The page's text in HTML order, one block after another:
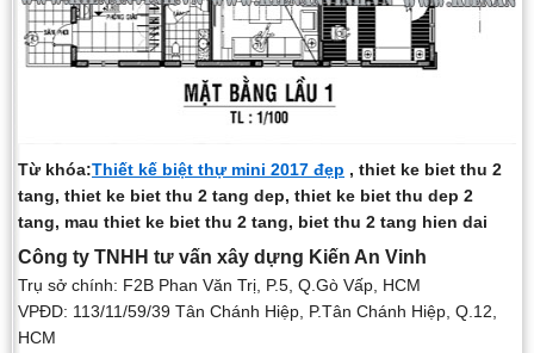
Từ khóa:Thiết kế biệt thự mini 2017 đẹp , thiet ke biet thu 2
tang, thiet ke biet thu 2 tang dep, thiet ke biet thu dep 2
tang, mau thiet ke biet thu 2 tang, biet thu 2 tang hien dai
Công ty TNHH tư vấn xây dựng Kiến An Vinh
Trụ sở chính: F2B Phan Văn Trị, P.5, Q.Gò Vấp, HCM
VPĐD: 113/11/59/39 Tân Chánh Hiệp, P.Tân Chánh Hiệp, Q.12,
HCM